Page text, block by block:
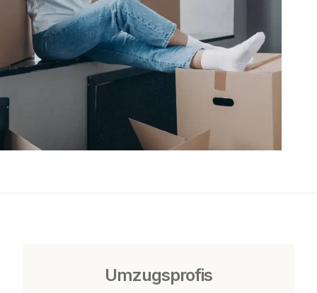
Umzugsprofis